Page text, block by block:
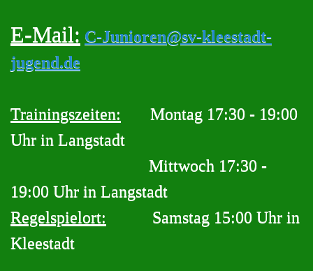
E-Mail: C-Junioren@sv-kleestadt-
jugend.de
Trainingszeiten: Montag 17:30 - 19:00
Uhr in Langstadt
Mittwoch 17:30 -
19:00 Uhr in Langstadt
Regelspielort: Samstag 15:00 Uhr in
Kleestadt